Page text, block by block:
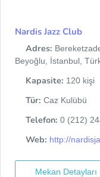
Nardis Jazz Club
Adres:
Beyoğlu, İstanbul,
Kapasite: 120 kişi
Tür: Caz Kulübü
Telefon: 0 (212)
Web: http://
Mekan Detayları